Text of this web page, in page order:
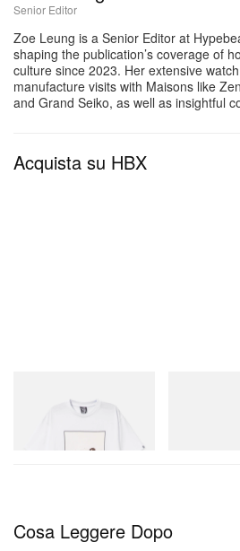
Senior Editor
Zoe Leung is a Senior Editor at
shaping the publication’s coverage of
culture since 2023. Her extensive
manufacture visits with Maisons like
and Grand Seiko, as well as insightful
Acquista su HBX
Billionaire Boys Club X Initial
D Cotton T-Shirt 2
Acquista ora
Cosa Leggere Dopo